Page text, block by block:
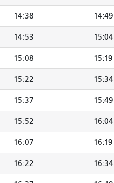
14:38 14:49
14:53 15:04
15:08 15:19
15:22 15:34
15:37 15:49
15:52 16:04
16:07 16:19
16:22 16:34